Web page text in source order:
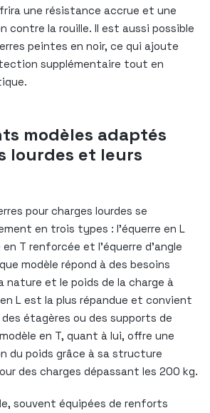
une résistance accrue et une
contre la rouille. Il est aussi possible
peintes en noir, ce qui ajoute
supplémentaire tout en
modèles adaptés
lourdes et leurs
pour charges lourdes se
en trois types : l’équerre en L
en T renforcée et l’équerre d’angle
modèle répond à des besoins
nature et le poids de la charge à
en L est la plus répandue et convient
étagères ou des supports de
en T, quant à lui, offre une
du poids grâce à sa structure
des charges dépassant les 200 kg.
souvent équipées de renforts